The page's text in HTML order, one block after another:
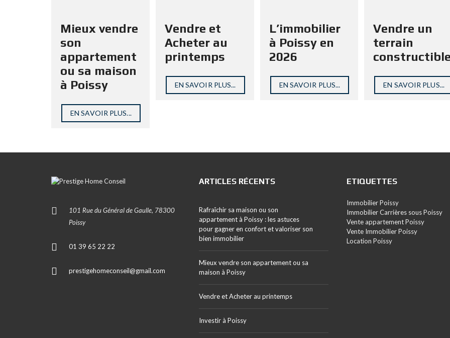
Mieux vendre
son
appartement
ou sa maison
à Poissy
EN SAVOIR PLUS...
Vendre et
Acheter au
printemps
EN SAVOIR PLUS...
L’immobilier
à Poissy en
2026
EN SAVOIR PLUS...
Vendre un
terrain
EN SAVOIR PLUS...
101 Rue du Général de Gaulle, 78300
Poissy
01 39 65 22 22
prestigehomeconseil@gmail.com
ARTICLES RÉCENTS
Rafraîchir sa maison ou son
appartement à Poissy : les astuces
pour gagner en confort et valoriser son
bien immobilier
Mieux vendre son appartement ou sa
maison à Poissy
Vendre et Acheter au printemps
Investir à Poissy
ETIQUETTES
Immobilier Poissy
Immobilier Carrières sous Poissy
Vente appartement Poissy
Vente Immobilier Poissy
Location Poissy